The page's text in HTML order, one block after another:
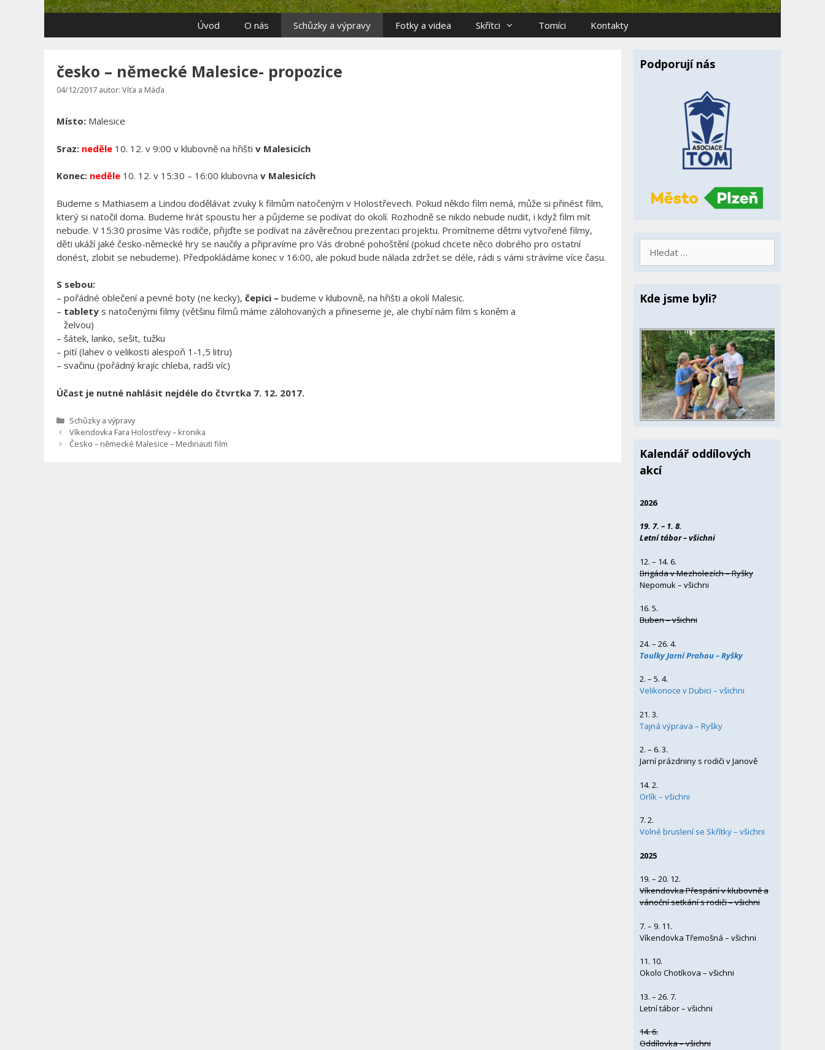
Úvod O nás Schůzky a výpravy Fotky a videa Skřítci Tomíci Kontakty
česko – německé Malesice- propozice
04/12/2017 autor: Víťa a Máďa
Místo: Malesice
Sraz: neděle 10. 12. v 9:00 v klubovně na hřišti v Malesicích
Konec: neděle 10. 12. v 15:30 – 16:00 klubovna v Malesicích
Budeme s Mathiasem a Lindou dodělávat zvuky k filmům natočeným v Holostřevech. Pokud někdo film nemá, může si přinést film,
který si natočil doma. Budeme hrát spoustu her a půjdeme se podívat do okolí. Rozhodně se nikdo nebude nudit, i když film mít
nebude. V 15:30 prosíme Vás rodiče, přijďte se podívat na závěrečnou prezentaci projektu. Promítneme dětmi vytvořené filmy,
děti ukáží jaké česko-německé hry se naučily a připravíme pro Vás drobné pohoštění (pokud chcete něco dobrého pro ostatní
donést, zlobit se nebudeme). Předpokládáme konec v 16:00, ale pokud bude nálada zdržet se déle, rádi s vámi strávíme více času.
S sebou:
– pořádné oblečení a pevné boty (ne kecky), čepici – budeme v klubovně, na hřišti a okolí Malesic.
– tablety s natočenými filmy (většinu filmů máme zálohovaných a přineseme je, ale chybí nám film s koněm a
želvou)
– šátek, lanko, sešit, tužku
– pití (lahev o velikosti alespoň 1-1,5 litru)
– svačinu (pořádný krajíc chleba, radši víc)
Účast je nutné nahlásit nejdéle do čtvrtka 7. 12. 2017.
Rubriky
Schůzky a výpravy
Víkendovka Fara Holostřevy – kronika
Česko – německé Malesice – Medinauti film
Podporují nás
Kde jsme byli?
Kalendář oddílových
akcí
2026
19. 7. – 1. 8.
Letní tábor – všichni
12. – 14. 6.
Brigáda v Mezholezích – Ryšky
Nepomuk – všichni
16. 5.
Buben – všichni
24. – 26. 4.
Toulky Jarní Prahou – Ryšky
2. – 5. 4.
Velikonoce v Dubici – všichni
21. 3.
Tajná výprava – Ryšky
2. – 6. 3.
Jarní prázdniny s rodiči v Janově
14. 2.
Orlík – všichni
7. 2.
Volné bruslení se Skřítky – všichni
2025
19. – 20. 12.
Víkendovka Přespání v klubovně a
vánoční setkání s rodiči – všichni
7. – 9. 11.
Víkendovka Třemošná – všichni
11. 10.
Okolo Chotíkova – všichni
13. – 26. 7.
Letní tábor – všichni
14. 6.
Oddílovka – všichni